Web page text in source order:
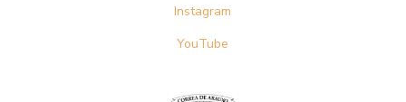
Instagram
YouTube